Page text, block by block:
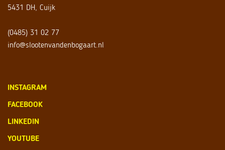
5431 DH, Cuijk
(0485) 31 02 77
info@slootenvandenbogaart.nl
INSTAGRAM
FACEBOOK
LINKEDIN
YOUTUBE